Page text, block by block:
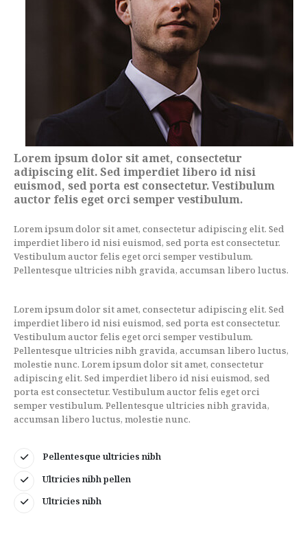
Lorem ipsum dolor sit amet, consectetur
adipiscing elit. Sed imperdiet libero id nisi
euismod, sed porta est consectetur. Vestibulum
auctor felis eget orci semper vestibulum.
Lorem ipsum dolor sit amet, consectetur adipiscing elit. Sed
imperdiet libero id nisi euismod, sed porta est consectetur.
Vestibulum auctor felis eget orci semper vestibulum.
Pellentesque ultricies nibh gravida, accumsan libero luctus.
Lorem ipsum dolor sit amet, consectetur adipiscing elit. Sed
imperdiet libero id nisi euismod, sed porta est consectetur.
Vestibulum auctor felis eget orci semper vestibulum.
Pellentesque ultricies nibh gravida, accumsan libero luctus,
molestie nunc. Lorem ipsum dolor sit amet, consectetur
adipiscing elit. Sed imperdiet libero id nisi euismod, sed
porta est consectetur. Vestibulum auctor felis eget orci
semper vestibulum. Pellentesque ultricies nibh gravida,
accumsan libero luctus, molestie nunc.
Pellentesque ultricies nibh
Ultricies nibh pellen
Ultricies nibh